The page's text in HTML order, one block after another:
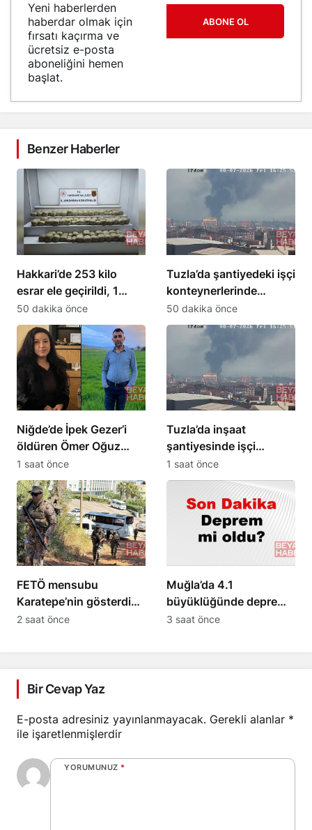
Yeni haberlerden
haberdar olmak için
fırsatı kaçırma ve
ücretsiz e-posta
aboneliğini hemen
başlat.
ABONE OL
Benzer Haberler
Hakkari’de 253 kilo
esrar ele geçirildi, 1
şüpheli yakalandı
50 dakika önce
Tuzla’da şantiyedeki işçi
konteynerlerinde
yangın söndürüldü
50 dakika önce
Niğde’de İpek Gezer’i
öldüren Ömer Oğuz
hayatını kaybetti
1 saat önce
Tuzla’da inşaat
şantiyesinde işçi
konteynerlerinde
yangın çıktı
1 saat önce
FETÖ mensubu
Karatepe’nin gösterdiği
bölgede arama yapıldı
2 saat önce
Muğla’da 4.1
büyüklüğünde deprem
meydana geldi
3 saat önce
Bir Cevap Yaz
E-posta adresiniz yayınlanmayacak. Gerekli alanlar *
ile işaretlenmişlerdir
YORUMUNUZ *